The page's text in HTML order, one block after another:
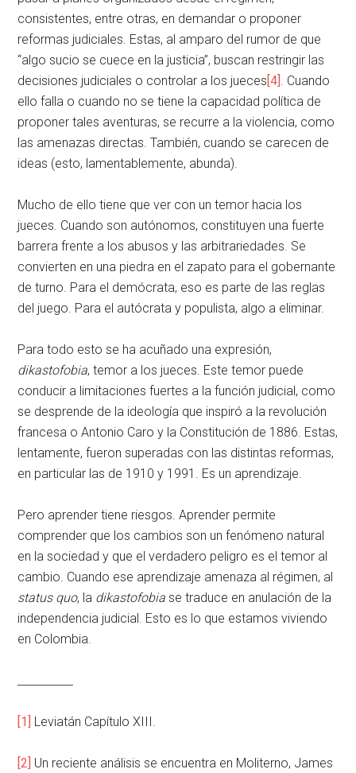
consistentes, entre otras, en demandar o proponer
reformas judiciales. Estas, al amparo del rumor de que
“algo sucio se cuece en la justicia”, buscan restringir las
decisiones judiciales o controlar a los jueces[4] . Cuando
ello falla o cuando no se tiene la capacidad política de
proponer tales aventuras, se recurre a la violencia, como
las amenazas directas. También, cuando se carecen de
ideas (esto, lamentablemente, abunda).
Mucho de ello tiene que ver con un temor hacia los
jueces. Cuando son autónomos, constituyen una fuerte
barrera frente a los abusos y las arbitrariedades. Se
convierten en una piedra en el zapato para el gobernante
de turno. Para el demócrata, eso es parte de las reglas
del juego. Para el autócrata y populista, algo a eliminar.
Para todo esto se ha acuñado una expresión,
dikastofobia, temor a los jueces. Este temor puede
conducir a limitaciones fuertes a la función judicial, como
se desprende de la ideología que inspiró a la revolución
francesa o Antonio Caro y la Constitución de 1886. Estas,
lentamente, fueron superadas con las distintas reformas,
en particular las de 1910 y 1991. Es un aprendizaje.
Pero aprender tiene riesgos. Aprender permite
comprender que los cambios son un fenómeno natural
en la sociedad y que el verdadero peligro es el temor al
cambio. Cuando ese aprendizaje amenaza al régimen, al
status quo, la dikastofobia se traduce en anulación de la
independencia judicial. Esto es lo que estamos viviendo
en Colombia.
[1] Leviatán Capítulo XIII.
[2] Un reciente análisis se encuentra en Moliterno, James